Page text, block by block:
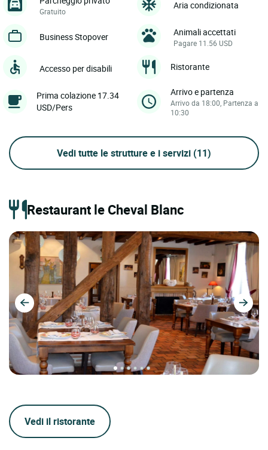
Gratuito
Aria condizionata
Business Stopover Animali accettati
Pagare 11.56 USD
Accesso per disabili Ristorante
Prima colazione 17.34
USD/Pers
Arrivo e partenza
Arrivo da 18:00, Partenza a
10:30
Vedi tutte le strutture e i servizi (11)
Restaurant le Cheval Blanc
Vedi il ristorante